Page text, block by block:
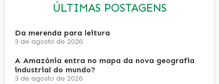
ÚLTIMAS POSTAGENS
Da merenda para leitura
3 de agosto de 2026
A Amazônia entra no mapa da nova geografia
industrial do mundo?
3 de agosto de 2026